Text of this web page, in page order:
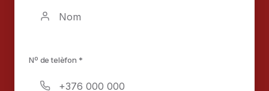
Nº de telèfon *